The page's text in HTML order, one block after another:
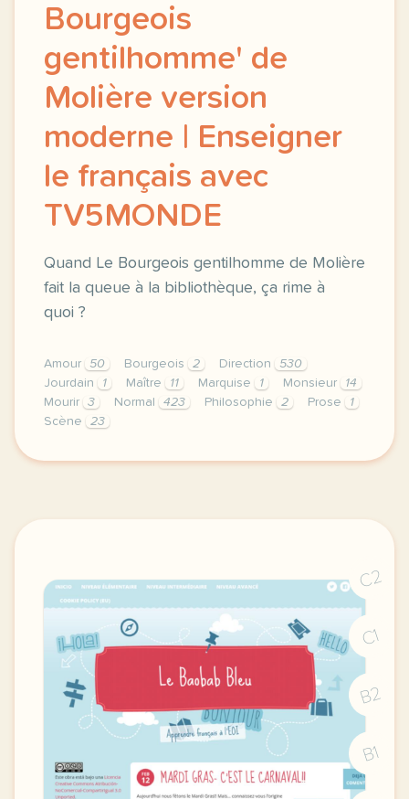
Bourgeois
gentilhomme' de
Molière version
moderne | Enseigner
le français avec
TV5MONDE
Quand Le Bourgeois gentilhomme de Molière
fait la queue à la bibliothèque, ça rime à
quoi ?
Amour 50 Bourgeois 2 Direction
530
Jourdain
1 Maître 11 Marquise 1 Monsieur
14
Mourir
3 Normal 423 Philosophie 2 Prose
1
Scène
23
didomi host didomi components button cursor
C2
C1
B2
B1